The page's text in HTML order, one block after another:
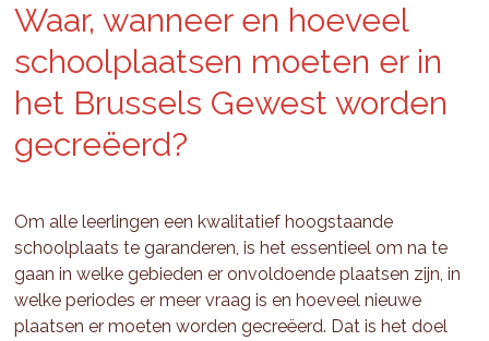
Waar, wan­neer en hoe­veel
school­plaat­sen moe­ten er in
het Brus­sels Ge­west wor­den
gecreëerd?
Om alle leerlingen een kwalitatief hoogstaande
schoolplaats te garanderen, is het essentieel om na te
gaan in welke gebieden er onvoldoende plaatsen zijn, in
welke periodes er meer vraag is en hoeveel nieuwe
plaatsen er moeten worden gecreëerd. Dat is het doel